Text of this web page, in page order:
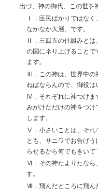
出づ、神の御代、この世を
Ⅰ．臣民ばかりではなく
なかなか大層、です。
Ⅱ．三四五の仕組みと
の国にネり上げること
ます。
Ⅲ．この神は、世界中の
ねばならんので、御役は
Ⅳ．それぞれに神つけま
みがけただけの神をつけ
します。
Ⅴ．小さいことは、それ
とも、サニワでお告げ
らせるから何でもきいて
Ⅵ．その神たよりたなら
す。
Ⅶ．飛んだところに飛ん